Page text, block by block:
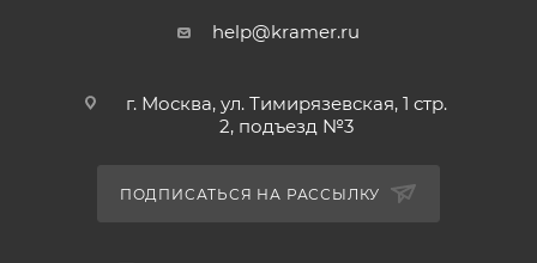
help@kramer.ru
г. Москва, ул. Тимирязевская, 1 стр.
2, подъезд №3
ПОДПИСАТЬСЯ НА РАССЫЛКУ